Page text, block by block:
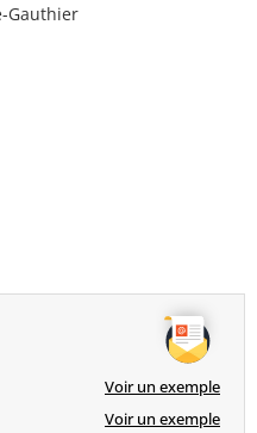
Gauthier
Voir un exemple
Voir un exemple